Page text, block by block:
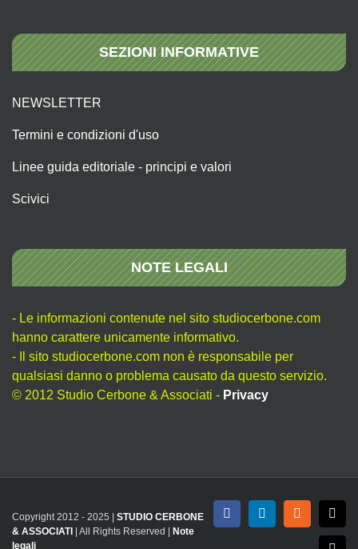
SEZIONI INFORMATIVE
NEWSLETTER
Termini e condizioni d'uso
Linee guida editoriale - principi e valori
Scivici
NOTE LEGALI
- Le informazioni contenute nel sito studiocerbone.com
hanno carattere unicamente informativo.
- Il sito studiocerbone.com non è responsabile per
qualsiasi danno o problema causato da questo servizio.
© 2012 Studio Cerbone & Associati - Privacy
Copyright 2012 - 2025 | STUDIO CERBONE
& ASSOCIATI
| All Rights Reserved |
Note
legali
FacebookLinkedInRss X